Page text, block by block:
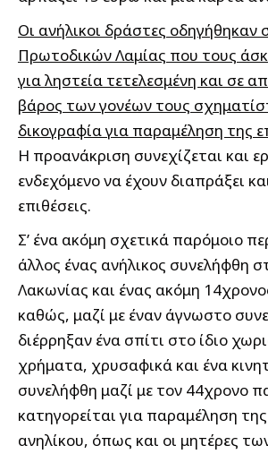
Οι ανήλικοι δράστες οδηγήθηκαν
Πρωτοδικών Λαμίας που τους
για ληστεία τετελεσμένη και σε
βάρος των γονέων τους
δικογραφία για παραμέληση της
Η προανάκριση συνεχίζεται και
ενδεχόμενο να έχουν διαπράξει
επιθέσεις.
Σ’ ένα ακόμη σχετικά παρόμοιο
άλλος ένας ανήλικος συνελήφθη
Λακωνίας και ένας ακόμη
καθώς, μαζί με έναν άγνωστο
διέρρηξαν ένα σπίτι στο ίδιο
χρήματα, χρυσαφικά και ένα
συνελήφθη μαζί με τον 44χρονο
κατηγορείται για παραμέληση
ανηλίκου, όπως και οι μητέρες